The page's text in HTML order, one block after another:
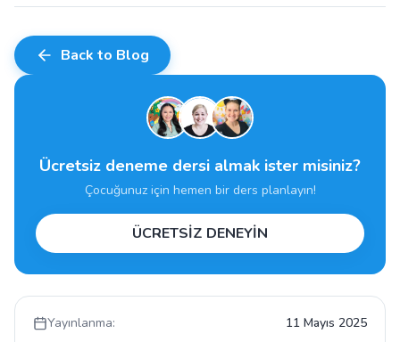
Back to Blog
Ücretsiz deneme dersi almak ister misiniz?
Çocuğunuz için hemen bir ders planlayın!
ÜCRETSİZ DENEYİN
Yayınlanma:
11 Mayıs 2025